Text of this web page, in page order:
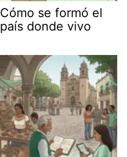
Cómo se formó el
país donde vivo